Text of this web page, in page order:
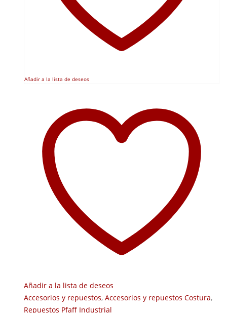
Añadir a la lista de deseos
Añadir a la lista de deseos
Accesorios y repuestos, Accesorios y repuestos Costura,
Repuestos Pfaff Industrial